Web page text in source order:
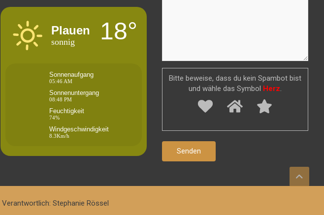
Plauen
sonnig 18°
Sonnenaufgang
05:46 AM
Sonnenuntergang
08:48 PM
Feuchtigkeit
74%
Windgeschwindigkeit
8.3Km/h
Bitte beweise, dass du kein Spambot bist
und wähle das Symbol Herz.
Verantwortlich: Stephanie Rössel